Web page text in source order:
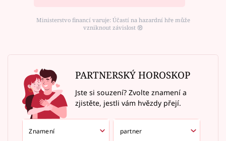
Ministerstvo financí varuje: Účastí na hazardní hře může
vzniknout závislost ⑱
PARTNERSKÝ HOROSKOP
Jste si souzení? Zvolte znamení a
zjistěte, jestli vám hvězdy přejí.